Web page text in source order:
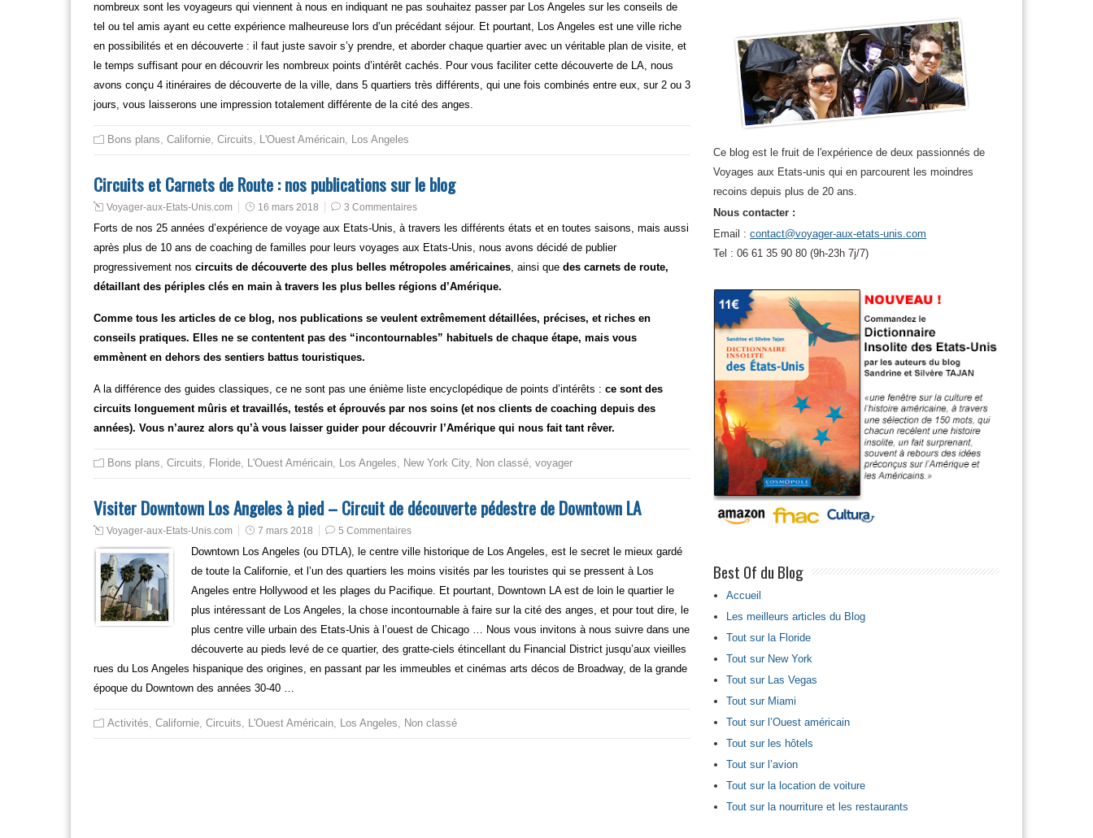
nombreux sont les voyageurs qui viennent à nous en indiquant ne pas souhaitez passer par Los Angeles sur les conseils de
tel ou tel amis ayant eu cette expérience malheureuse lors d’un précédant séjour. Et pourtant, Los Angeles est une ville riche
en possibilités et en découverte : il faut juste savoir s’y prendre, et aborder chaque quartier avec un véritable plan de visite, et
le temps suffisant pour en découvrir les nombreux points d’intérêt cachés. Pour vous faciliter cette découverte de LA, nous
avons conçu 4 itinéraires de découverte de la ville, dans 5 quartiers très différents, qui une fois combinés entre eux, sur 2 ou 3
jours, vous laisserons une impression totalement différente de la cité des anges.
Bons plans, Californie, Circuits, L'Ouest Américain, Los Angeles
Circuits et Carnets de Route : nos publications sur le blog
Voyager-aux-Etats-Unis.com 16 mars 2018 3 Commentaires
Forts de nos 25 années d’expérience de voyage aux Etats-Unis, à travers les différents états et en toutes saisons, mais aussi
après plus de 10 ans de coaching de familles pour leurs voyages aux Etats-Unis, nous avons décidé de publier
progressivement nos circuits de découverte des plus belles métropoles américaines, ainsi que des carnets de route,
détaillant des périples clés en main à travers les plus belles régions d’Amérique.
Comme tous les articles de ce blog, nos publications se veulent extrêmement détaillées, précises, et riches en
conseils pratiques. Elles ne se contentent pas des “incontournables” habituels de chaque étape, mais vous
emmènent en dehors des sentiers battus touristiques.
A la différence des guides classiques, ce ne sont pas une énième liste encyclopédique de points d’intérêts : ce sont des
circuits longuement mûris et travaillés, testés et éprouvés par nos soins (et nos clients de coaching depuis des
années). Vous n’aurez alors qu’à vous laisser guider pour découvrir l’Amérique qui nous fait tant rêver.
Bons plans, Circuits, Floride, L'Ouest Américain, Los Angeles, New York City, Non classé, voyager
Visiter Downtown Los Angeles à pied – Circuit de découverte pédestre de Downtown LA
Voyager-aux-Etats-Unis.com 7 mars 2018 5 Commentaires
Downtown Los Angeles (ou DTLA), le centre ville historique de Los Angeles, est le secret le mieux gardé
de toute la Californie, et l’un des quartiers les moins visités par les touristes qui se pressent à Los
Angeles entre Hollywood et les plages du Pacifique. Et pourtant, Downtown LA est de loin le quartier le
plus intéressant de Los Angeles, la chose incontournable à faire sur la cité des anges, et pour tout dire, le
plus centre ville urbain des Etats-Unis à l’ouest de Chicago … Nous vous invitons à nous suivre dans une
découverte au pieds levé de ce quartier, des gratte-ciels étincellant du Financial District jusqu’aux vieilles
rues du Los Angeles hispanique des origines, en passant par les immeubles et cinémas arts décos de Broadway, de la grande
époque du Downtown des années 30-40 …
Activités, Californie, Circuits, L'Ouest Américain, Los Angeles, Non classé
Ce blog est le fruit de l'expérience de deux passionnés de
Voyages aux Etats-unis qui en parcourent les moindres
recoins depuis plus de 20 ans.
Nous contacter :
Email : contact@voyager-aux-etats-unis.com
Tel : 06 61 35 90 80 (9h-23h 7j/7)
Best Of du Blog
Accueil
Les meilleurs articles du Blog
Tout sur la Floride
Tout sur New York
Tout sur Las Vegas
Tout sur Miami
Tout sur l’Ouest américain
Tout sur les hôtels
Tout sur l’avion
Tout sur la location de voiture
Tout sur la nourriture et les restaurants